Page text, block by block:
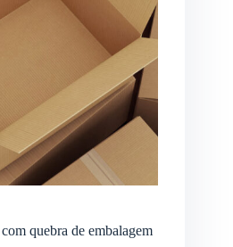
quebra de embalagem